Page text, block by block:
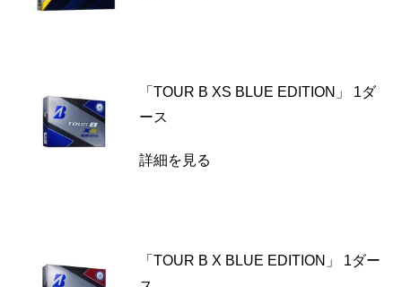
「TOUR B XS BLUE EDITION」 1ダ
ース
詳細を見る
「TOUR B X BLUE EDITION」 1ダー